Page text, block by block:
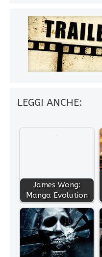
LEGGI ANCHE:
James Wong:
Manga Evolution